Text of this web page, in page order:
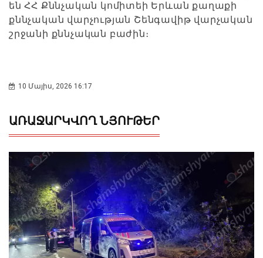
են ՀՀ Քննչական կոմիտեի Երևան քաղաքի
քննչական վարչության Շենգավիթ վարչական
շրջանի քննչական բաժին։
10 Մայիս, 2026 16:17
ԱՌԱՋԱՐԿՎՈՂ ՆՅՈՒԹԵՐ